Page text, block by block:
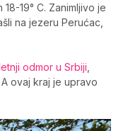
19° C. Zanimljivo je
na jezeru Perućac,
letnji odmor u Srbiji,
ovaj kraj je upravo